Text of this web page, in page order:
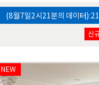
(8월7일2시21분의 데이터):21
신